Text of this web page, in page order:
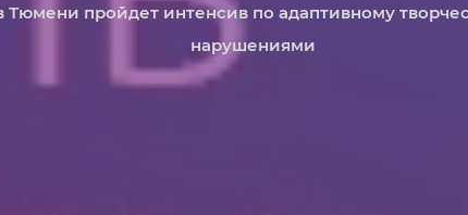
Тюмени пройдет интенсив по адаптивному
нарушениями